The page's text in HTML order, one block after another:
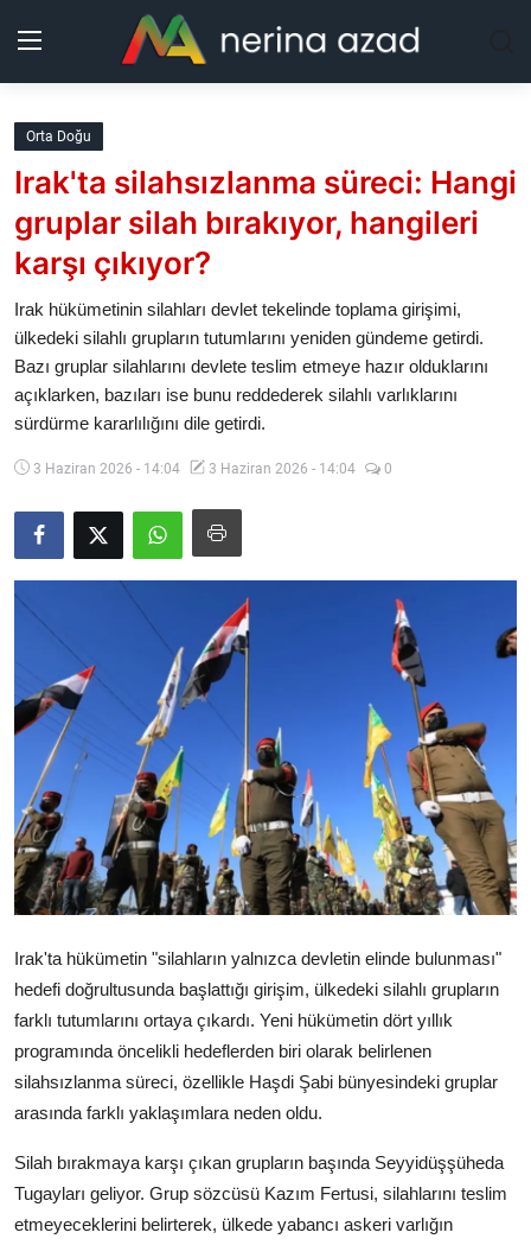
Kurdistan
Bölgeler
Yaşam
Güncel
Analiz
Makaleler
Video
Yazarlar
İletişim
Türkçe Kurdi
Orta Doğu
Irak'ta silahsızlanma süreci: Hangi
gruplar silah bırakıyor, hangileri
karşı çıkıyor?
Irak hükümetinin silahları devlet tekelinde toplama girişimi,
ülkedeki silahlı grupların tutumlarını yeniden gündeme getirdi.
Bazı gruplar silahlarını devlete teslim etmeye hazır olduklarını
açıklarken, bazıları ise bunu reddederek silahlı varlıklarını
sürdürme kararlılığını dile getirdi.
3 Haziran 2026 - 14:04 3 Haziran 2026 - 14:04 0
Irak'ta hükümetin "silahların yalnızca devletin elinde bulunması"
hedefi doğrultusunda başlattığı girişim, ülkedeki silahlı grupların
farklı tutumlarını ortaya çıkardı. Yeni hükümetin dört yıllık
programında öncelikli hedeflerden biri olarak belirlenen
silahsızlanma süreci, özellikle Haşdi Şabi bünyesindeki gruplar
arasında farklı yaklaşımlara neden oldu.
Silah bırakmaya karşı çıkan grupların başında Seyyidüşşüheda
Tugayları geliyor. Grup sözcüsü Kazım Fertusi, silahlarını teslim
etmeyeceklerini belirterek, ülkede yabancı askeri varlığın